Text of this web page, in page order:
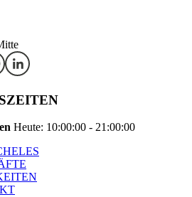
Heute: 10:00:00 - 21:00:00